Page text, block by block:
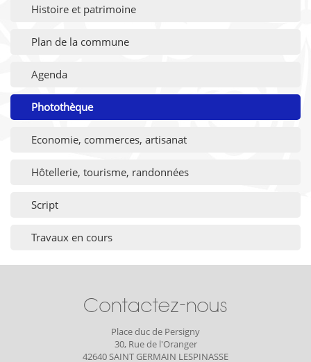
Histoire et patrimoine
Plan de la commune
Agenda
Photothèque
Economie, commerces, artisanat
Hôtellerie, tourisme, randonnées
Script
Travaux en cours
Contactez-nous
Place duc de Persigny
30, Rue de l'Oranger
42640 SAINT GERMAIN LESPINASSE